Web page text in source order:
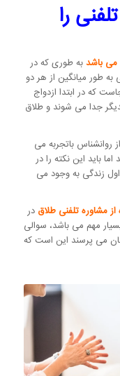
را
می باشدبه طوری که در
باشد، یعنی به طور میانگین از هر دو
که در ابتدا ازدواج
جدا می شوند و طلاق
روانشناس باتجربه می
باید این نکته را در
زندگی به وجود می
مشاوره تلفنی طلاق در
مهم می باشد، سوالی
می پرسند این است که